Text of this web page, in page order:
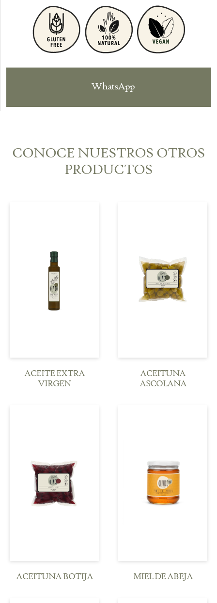
WhatsApp
CONOCE NUESTROS OTROS
PRODUCTOS
Ver detalle
ACEITE EXTRA
VIRGEN
Ver detalle
ACEITUNA
ASCOLANA
Ver detalle
ACEITUNA BOTIJA
Ver detalle
MIEL DE ABEJA